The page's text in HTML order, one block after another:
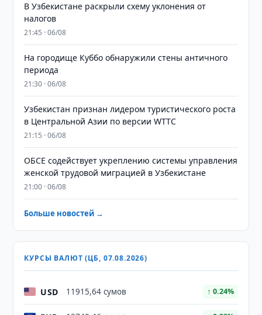
В Узбекистане раскрыли схему уклонения от
налогов
21:45 · 06/08
На городище Куббо обнаружили стены античного
периода
21:30 · 06/08
Узбекистан признан лидером туристического роста
в Центральной Азии по версии WTTC
21:15 · 06/08
ОБСЕ содействует укреплению системы управления
женской трудовой миграцией в Узбекистане
21:00 · 06/08
Больше новостей →
КУРСЫ ВАЛЮТ (ЦБ, 07.08.2026)
USD 11915,64 сумов ↑ 0.24%